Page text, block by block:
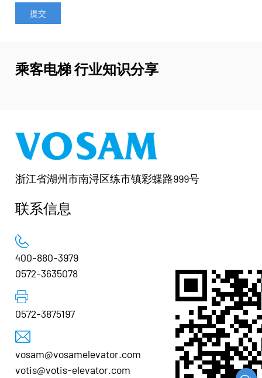
乘客电梯 行业知识分享
浙江省湖州市南浔区练市镇彩蝶路999号
联系信息
400-880-3979
0572-3635078
0572-3875197
vosam@vosamelevator.com
votis@votis-elevator.com
手机二维码